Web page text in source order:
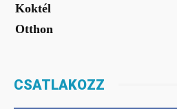
Koktél
Otthon
CSATLAKOZZ